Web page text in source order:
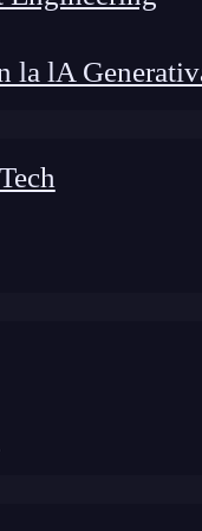
la lAy explorar